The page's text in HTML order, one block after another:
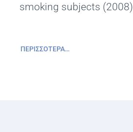
smoking subjects (2008)
ΠΕΡΙΣΣΌΤΕΡΑ…